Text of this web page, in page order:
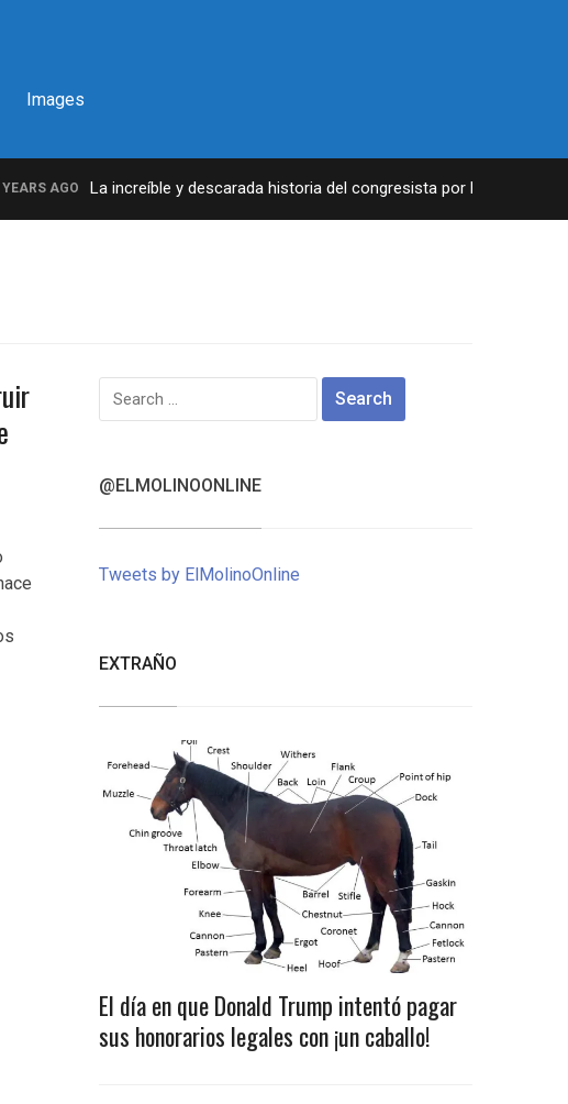
Images
AGO La increíble y descarada historia del congresista por NY George
Search
for:
@ELMOLINOONLINE
Tweets by ElMolinoOnline
EXTRAÑO
El día en que Donald Trump intentó pagar
sus honorarios legales con ¡un caballo!